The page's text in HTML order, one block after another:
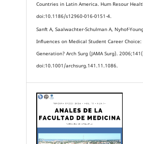
Countries in Latin America. Hum Resour
doi:10.1186/s12960-016-0151-4.
Sanft A, Saalwachter-Schulman A, Nyhof-
Influences on Medical Student Career
Generation? Arch Surg (JAMA Surg).
doi:10.1001/archsurg.141.11.1086.